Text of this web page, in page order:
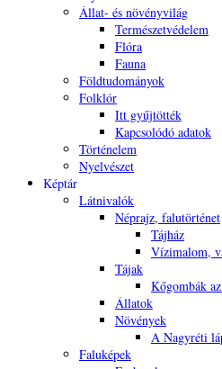
Állat- és növényvilág
Természetvédelem
Flóra
Fauna
Földtudományok
Folklór
Itt gyűjtötték
Kapcsolódó adatok
Történelem
Nyelvészet
Képtár
Látnivalók
Néprajz, falutörténet
Tájház
Vízimalom,
Tájak
Kőgombák
Állatok
Növények
A Nagyréti
Faluképek